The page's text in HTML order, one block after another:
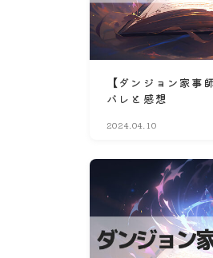
【ダンジョン家
バレと感想
2024.04.10